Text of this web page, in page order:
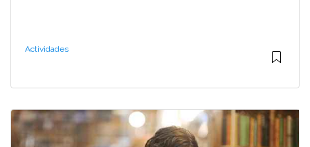
Actividades